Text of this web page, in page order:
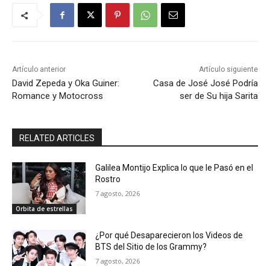
Artículo anterior
David Zepeda y Oka Guiner:
Romance y Motocross
Artículo siguiente
Casa de José José Podría
ser de Su hija Sarita
RELATED ARTICLES
Orbita de estrellas
Galilea Montijo Explica lo que le Pasó en el
Rostro
7 agosto, 2026
¿Por qué Desaparecieron los Videos de
BTS del Sitio de los Grammy?
7 agosto, 2026